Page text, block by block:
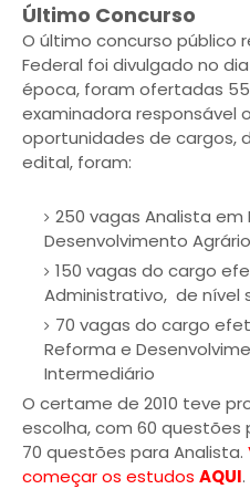
Último Concurso
O último concurso público
Federal foi divulgado no
época, foram ofertadas
examinadora responsável
oportunidades de cargos,
edital, foram:
250 vagas Analista em
Desenvolvimento
150 vagas do cargo
Administrativo, de nível
70 vagas do cargo
Reforma e
Intermediário
O certame de 2010 teve
escolha, com 60 questões
70 questões para Analista.
começar os estudos AQUI.